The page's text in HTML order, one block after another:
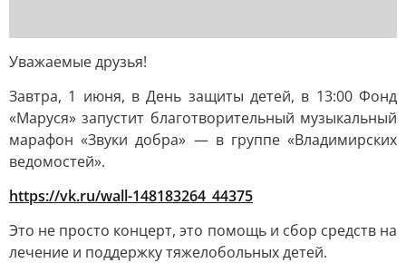
Уважаемые друзья!
Завтра, 1 июня, в День защиты детей, в 13:00 Фонд
«Маруся» запустит благотворительный музыкальный
марафон «Звуки добра» — в группе «Владимирских
ведомостей».
https://vk.ru/wall-148183264_44375
Это не просто концерт, это помощь и сбор средств на
лечение и поддержку тяжелобольных детей.